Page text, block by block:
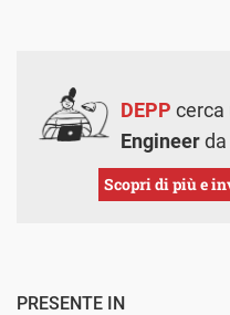
DEPP cerca
Engineer
Scopri di più e
PRESENTE IN